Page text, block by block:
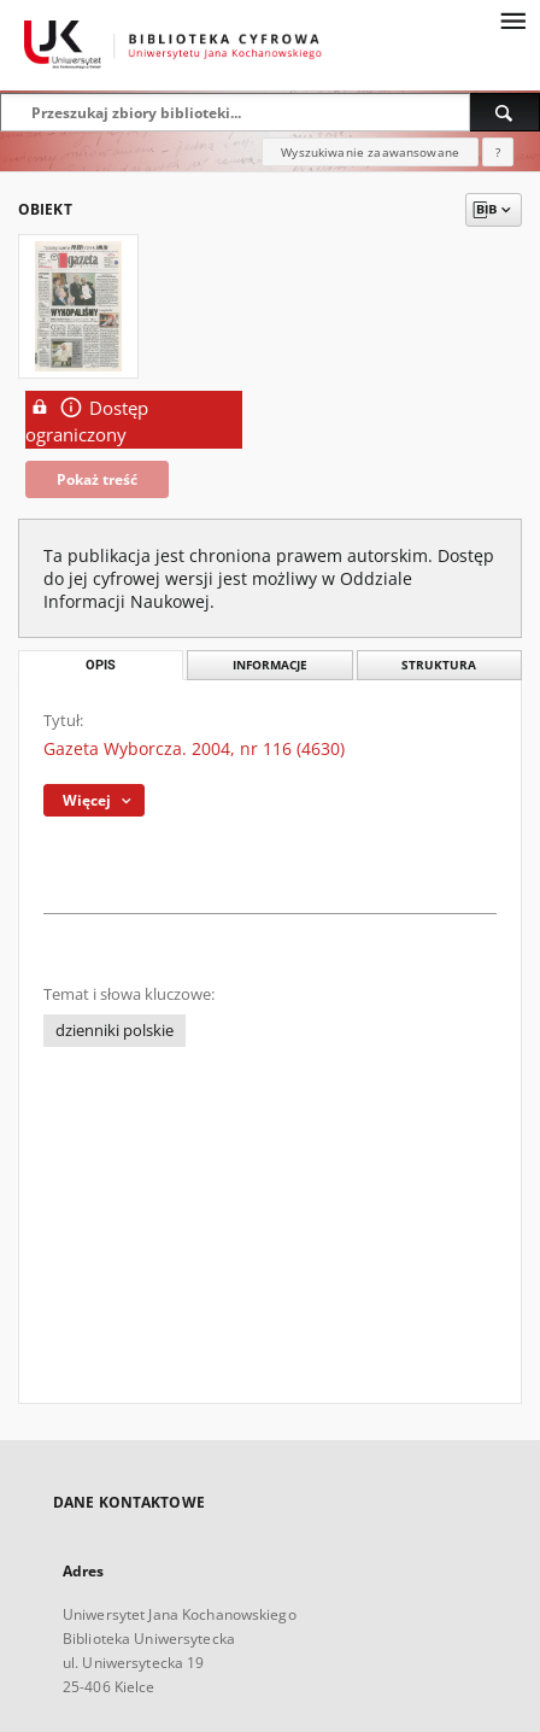
Wyszukiwanie zaawansowane ?
OBIEKT
Dostęp
ograniczony
Pokaż treść
Ta publikacja jest chroniona prawem autorskim. Dostęp
do jej cyfrowej wersji jest możliwy w Oddziale
Informacji Naukowej.
OPIS INFORMACJE STRUKTURA
Tytuł:
Gazeta Wyborcza. 2004, nr 116 (4630)
Więcej
Temat i słowa kluczowe:
dzienniki polskie
DANE KONTAKTOWE
Adres
Uniwersytet Jana Kochanowskiego
Biblioteka Uniwersytecka
ul. Uniwersytecka 19
25-406 Kielce